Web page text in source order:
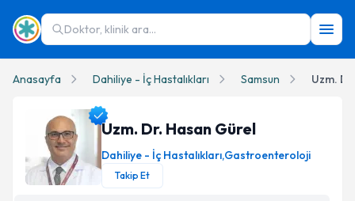
Doktor, klinik ara...
Anasayfa Dahiliye - İç Hastalıkları Samsun Uzm.
Uzm. Dr. Hasan Gürel
Dahiliye - İç Hastalıkları,Gastroenteroloji
Takip Et